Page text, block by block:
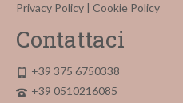
Privacy Policy
Cookie Policy
Contattaci
+39 375 6750338
+39 0510216085